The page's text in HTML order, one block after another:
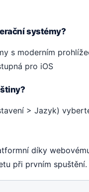
systémy?
s moderním
pro iOS
> Jazyk)
díky
při prvním spuštění.